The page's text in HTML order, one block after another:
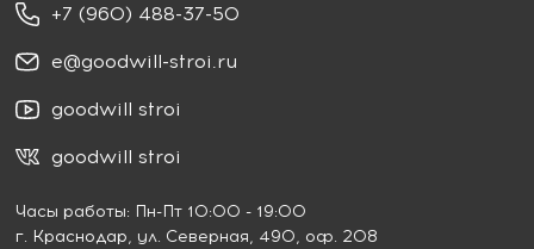
+7 (960) 488-37-50
e@goodwill-stroi.ru
goodwill stroi
goodwill stroi
Часы работы: Пн-Пт 10:00 - 19:00
г. Краснодар, ул. Северная, 490, оф. 208